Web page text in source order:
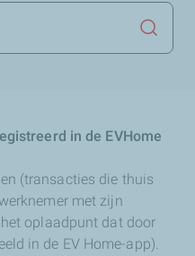
in de EVHome
(transacties die thuis
met zijn
oplaadpunt dat door
in de EV Home-app).